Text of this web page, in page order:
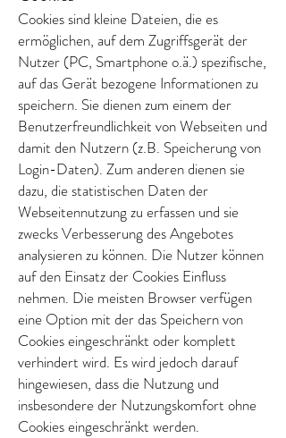
Cookies sind kleine Dateien, die es
ermöglichen, auf dem Zugriffsgerät der
Nutzer (PC, Smartphone o.ä.) spezifische,
auf das Gerät bezogene Informationen zu
speichern. Sie dienen zum einem der
Benutzerfreundlichkeit von Webseiten und
damit den Nutzern (z.B. Speicherung von
Login-Daten). Zum anderen dienen sie
dazu, die statistischen Daten der
Webseitennutzung zu erfassen und sie
zwecks Verbesserung des Angebotes
analysieren zu können. Die Nutzer können
auf den Einsatz der Cookies Einfluss
nehmen. Die meisten Browser verfügen
eine Option mit der das Speichern von
Cookies eingeschränkt oder komplett
verhindert wird. Es wird jedoch darauf
hingewiesen, dass die Nutzung und
insbesondere der Nutzungskomfort ohne
Cookies eingeschränkt werden.